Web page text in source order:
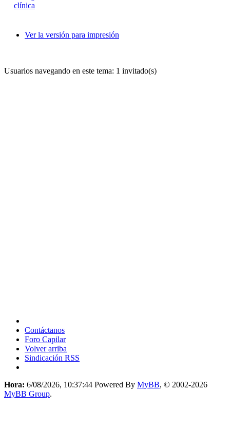
clínica
Ver la versión para impresión
Usuarios navegando en este tema: 1 invitado(s)
Contáctanos
Foro Capilar
Volver arriba
Sindicación RSS
Hora: 6/08/2026, 10:37:44 Powered By MyBB, © 2002-2026
MyBB Group.